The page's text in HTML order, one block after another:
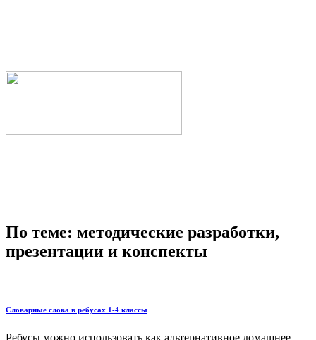
По теме: методические разработки,
презентации и конспекты
Словарные слова в ребусах 1-4 классы